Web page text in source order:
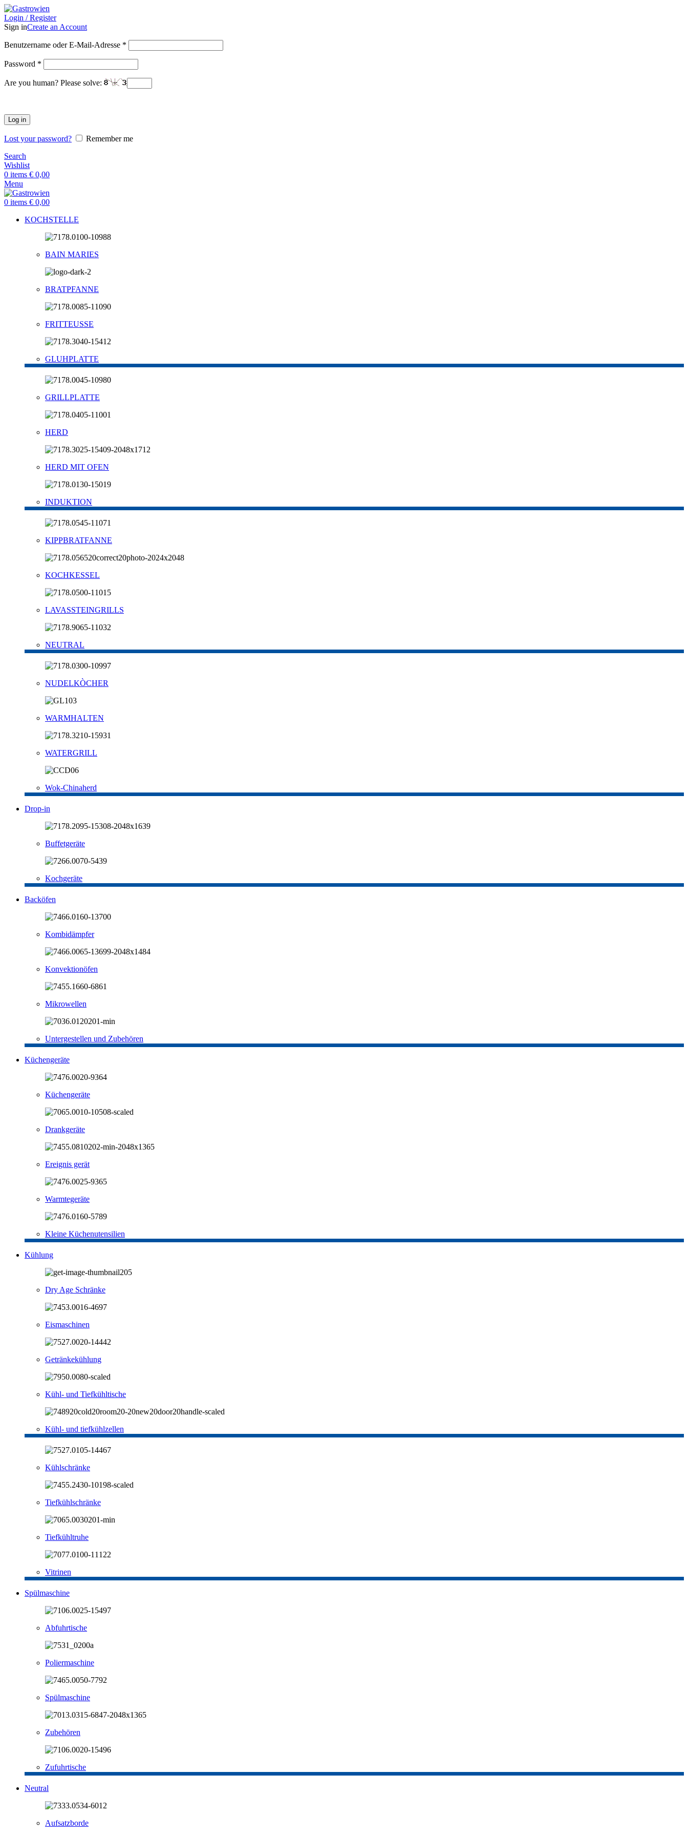
Login / Register
Sign inCreate an Account
Benutzername oder E-Mail-Adresse *
Password *
Are you human? Please solve:
Log in
Lost your password?
Remember me
Search
Wishlist
0 items € 0,00
Menu
0 items € 0,00
KOCHSTELLE
BAIN MARIES
BRATPFANNE
FRITTEUSSE
GLUHPLATTE
GRILLPLATTE
HERD
HERD MIT OFEN
INDUKTION
KIPPBRATFANNE
KOCHKESSEL
LAVASSTEINGRILLS
NEUTRAL
NUDELKÒCHER
WARMHALTEN
WATERGRILL
Wok-Chinaherd
Drop-in
Buffetgeräte
Kochgeräte
Backöfen
Kombidämpfer
Konvektionöfen
Mikrowellen
Untergestellen und Zubehören
Küchengeräte
Küchengeräte
Drankgeräte
Ereignis gerät
Warmtegeräte
Kleine Küchenutensilien
Kühlung
Dry Age Schränke
Eismaschinen
Getränkekühlung
Kühl- und Tiefkühltische
Kühl- und tiefkühlzellen
Kühlschränke
Tiefkühlschränke
Tiefkühltruhe
Vitrinen
Spülmaschine
Abfuhrtische
Poliermaschine
Spülmaschine
Zubehören
Zufuhrtische
Neutral
Aufsatzborde